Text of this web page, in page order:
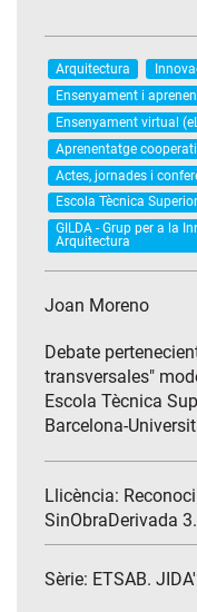
Arquitectura
Ensenyament i
Ensenyament virtual
Aprenentatge
Actes, jornades i
Escola Tècnica
GILDA - Grup per a la
Arquitectura
Joan Moreno
Debate
transversales"
Escola Tècnica
Barcelona-
Llicència:
SinObraDerivada
Sèrie: ETSAB.